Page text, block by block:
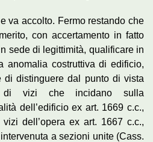
va accolto. Fermo restando che
con accertamento in fatto
sede di legittimità, qualificare in
anomalia costruttiva di edificio,
distinguere dal punto di vista
di vizi che incidano sulla
dell’edificio ex art. 1669 c.c.,
dell’opera ex art. 1667 c.c.,
a sezioni unite (Cass.